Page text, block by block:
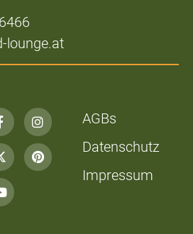
lounge.at
AGBs
Datenschutz
Impressum